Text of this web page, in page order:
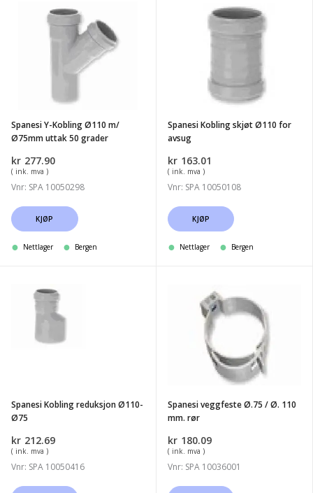
Spanesi
50
Spanesi Y-Kobling Ø110 m/
Ø75mm uttak 50 grader
kr 277.90
( ink. mva )
Vnr: SPA 10050298
KJØP
Nettlager Bergen
Spanesi Kobling skjøt Ø110 for
avsug
kr 163.01
( ink. mva )
Vnr: SPA 10050108
KJØP
Nettlager Bergen
Spanesi
Kobling
reduksjon
Ø110-
Spanesi Kobling reduksjon Ø110-
Ø75
kr 212.69
( ink. mva )
Vnr: SPA 10050416
veggfeste
rør
Spanesi veggfeste Ø.75 / Ø. 110
mm. rør
kr 180.09
( ink. mva )
Vnr: SPA 10036001